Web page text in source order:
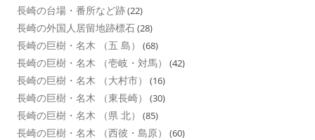
長崎の台場・番所など跡(22)
長崎の外国人居留地跡標石(28)
長崎の巨樹・名木 （五 島） (68)
長崎の巨樹・名木 （壱岐・対馬） (42)
長崎の巨樹・名木 （大村市） (16)
長崎の巨樹・名木 （東長崎） (30)
長崎の巨樹・名木 （県 北） (85)
長崎の巨樹・名木 （西彼・島原） (60)